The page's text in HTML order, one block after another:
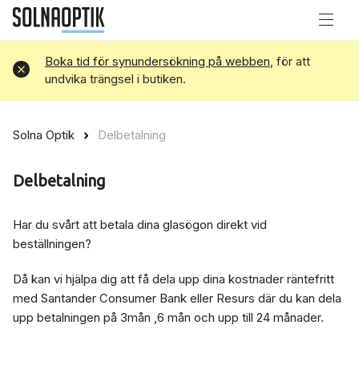
Boka tid för synundersökning på webben, för att
undvika trängsel i butiken.
Avvisa
Solna Optik Delbetalning
Delbetalning
Har du svårt att betala dina glasögon direkt vid
beställningen?
Då kan vi hjälpa dig att få dela upp dina kostnader räntefritt
med Santander Consumer Bank eller Resurs där du kan dela
upp betalningen på 3mån ,6 mån och upp till 24 månader.